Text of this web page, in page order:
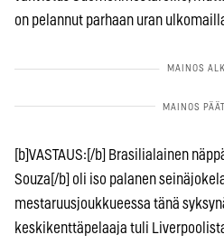
on pelannut parhaan uran
[b]VASTAUS:[/b] Brasilialainen
Souza[/b] oli iso palanen
mestaruusjoukkueessa tänä
keskikenttäpelaaja tuli